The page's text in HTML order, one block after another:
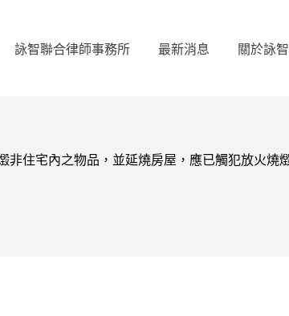
詠智聯合律師事務所 最新消息 關於詠智
住宅內之物品，並延燒房屋，應已觸犯放火燒